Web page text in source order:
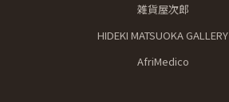
雑貨屋次郎
HIDEKI MATSUOKA GALLERY
AfriMedico